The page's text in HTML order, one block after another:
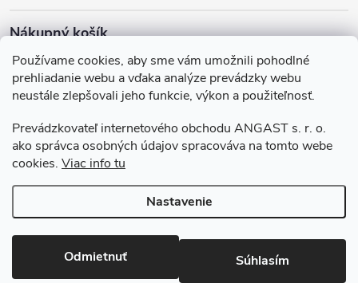
Používame cookies, aby sme vám umožnili pohodlné
prehliadanie webu a vďaka analýze prevádzky webu
neustále zlepšovali jeho funkcie, výkon a použiteľnosť.
Prevádzkovateľ internetového obchodu ANGAST s. r. o.
ako správca osobných údajov spracováva na tomto webe
cookies. Viac info tu
Nastavenie
Odmietnuť Súhlasím
Nákupný košík
0 KS /€0
Všeobecné obchodné podmienky
Podmienky ochrany osobných údajov
Copyright 2026Krasazprirody.sk. Všetky práva vyhradené.Upraviť
nastavenie cookies